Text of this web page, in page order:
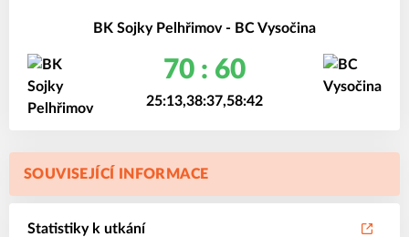
BK Sojky Pelhřimov - BC Vysočina
70 : 60
25:13,38:37,58:42
SOUVISEJÍCÍ INFORMACE
Statistiky k utkání